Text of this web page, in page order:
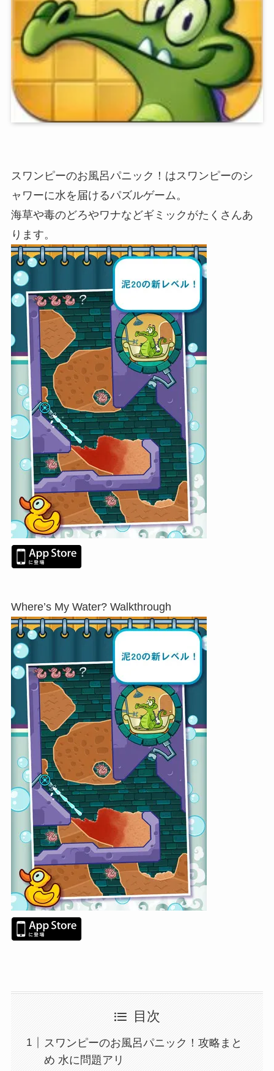
スワンピーのお風呂パニック！はスワンピーのシ
ャワーに水を届けるパズルゲーム。
海草や毒のどろやワナなどギミックがたくさんあ
ります。
Where’s My Water? Walkthrough
目次
スワンピーのお風呂パニック！攻略まと
め 水に問題アリ